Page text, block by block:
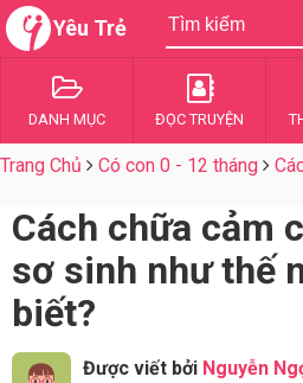
Yêu Trẻ
DANH MỤC ĐỌC TRUYỆN
Trang Chủ Có con 0 - 12 tháng
Cách chữa cảm
sơ sinh như thế
biết?
Được viết bởi Nguyễn